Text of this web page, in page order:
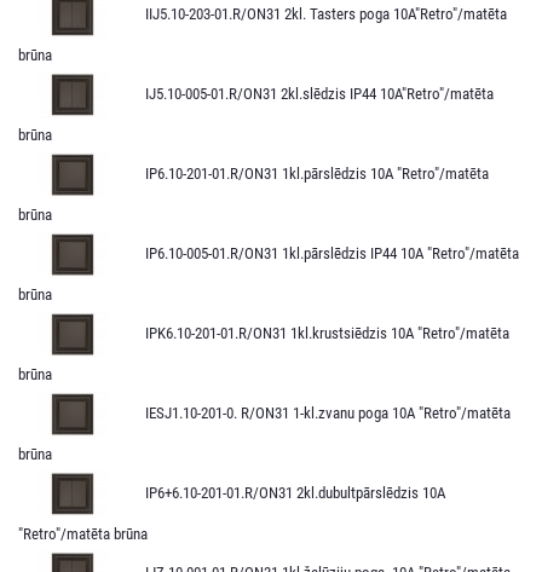
IIJ5.10-203-01.R/ON31 2kl. Tasters poga 10A"Retro"/matēta
brūna
IJ5.10-005-01.R/ON31 2kl.slēdzis IP44 10A"Retro"/matēta
brūna
IP6.10-201-01.R/ON31 1kl.pārslēdzis 10A "Retro"/matēta
brūna
IP6.10-005-01.R/ON31 1kl.pārslēdzis IP44 10A "Retro"/matēta
brūna
IPK6.10-201-01.R/ON31 1kl.krustsiēdzis 10A "Retro"/matēta
brūna
IESJ1.10-201-0. R/ON31 1-kl.zvanu poga 10A "Retro"/matēta
brūna
IP6+6.10-201-01.R/ON31 2kl.dubultpārslēdzis 10A
"Retro"/matēta brūna